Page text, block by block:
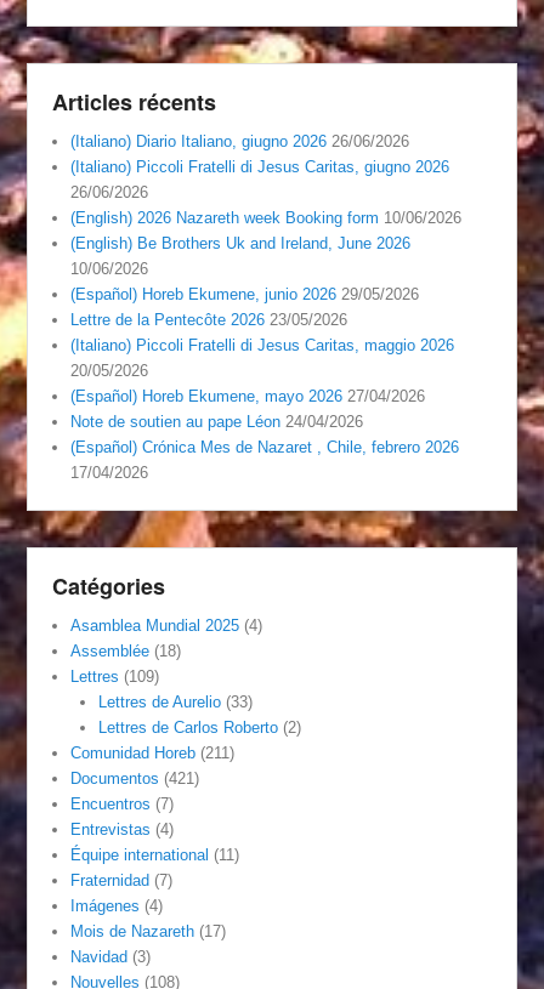
Articles récents
(Italiano) Diario Italiano, giugno 2026 26/06/2026
(Italiano) Piccoli Fratelli di Jesus Caritas, giugno 2026
26/06/2026
(English) 2026 Nazareth week Booking form 10/06/2026
(English) Be Brothers Uk and Ireland, June 2026
10/06/2026
(Español) Horeb Ekumene, junio 2026 29/05/2026
Lettre de la Pentecôte 2026 23/05/2026
(Italiano) Piccoli Fratelli di Jesus Caritas, maggio 2026
20/05/2026
(Español) Horeb Ekumene, mayo 2026 27/04/2026
Note de soutien au pape Léon 24/04/2026
(Español) Crónica Mes de Nazaret , Chile, febrero 2026
17/04/2026
Catégories
Asamblea Mundial 2025 (4)
Assemblée (18)
Lettres (109)
Lettres de Aurelio(33)
Lettres de Carlos Roberto(2)
Comunidad Horeb (211)
Documentos (421)
Encuentros (7)
Entrevistas (4)
Équipe international (11)
Fraternidad (7)
Imágenes (4)
Mois de Nazareth (17)
Navidad (3)
Nouvelles (108)